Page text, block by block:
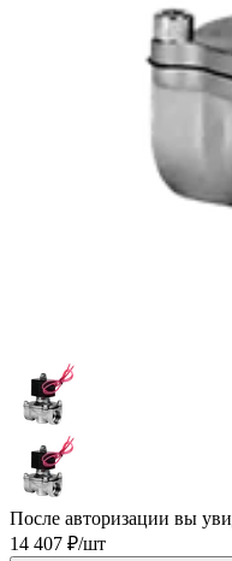
После авторизации вы
14 407 ₽/шт